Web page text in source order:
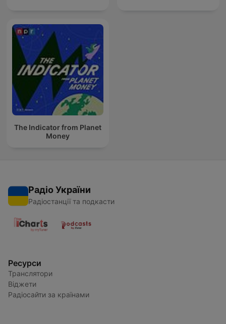
The Indicator from Planet
Money
Радіо України
Радіостанції та подкасти
Ресурси
Транслятори
Віджети
Радіосайти за країнами